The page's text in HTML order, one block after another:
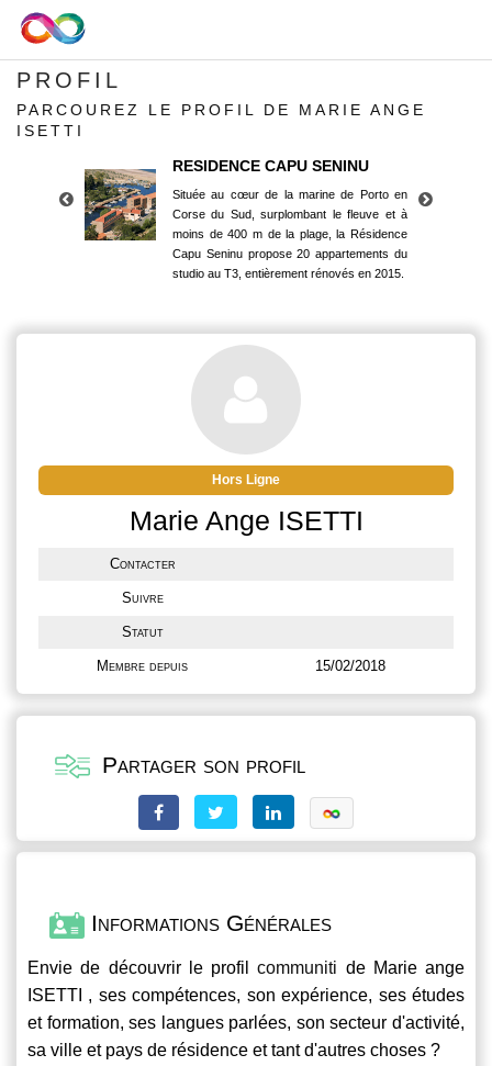
PROFIL
PARCOUREZ LE PROFIL DE MARIE ANGE
ISETTI
RESIDENCE CAPU SENINU
Située au cœur de la marine de Porto en
Corse du Sud, surplombant le fleuve et à
moins de 400 m de la plage, la Résidence
Capu Seninu propose 20 appartements du
studio au T3, entièrement rénovés en 2015.
Corse du Sud, surplombant le fleuve et à
moins de 400 m de la plage, la Résidence
Capu Seninu propose 20 appartements du
studio au T3, entièrement rénovés en 2015.
Hors Ligne
Marie Ange ISETTI
Contacter
Suivre
Statut
Membre depuis 15/02/2018
Partager son profil
Informations Générales
Envie de découvrir le profilcommuniti de Marie ange
ISETTI , ses compétences, son expérience, ses études
et formation, ses langues parlées, son secteur d'activité,
sa ville et pays de résidence et tant d'autres choses ?